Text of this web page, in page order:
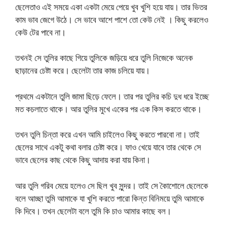
ছেলেতাও এই সময়ে একা একটা মেয়ে পেয়ে খুব খুশি হয়ে যায়। তার ভিতর
কাম ভাব জেগে উঠে। সে ভাবে আশে পাশে তো কেউ নেই । কিছু করলেও
কেউ টের পাবে না।
তখনই সে তুলির কাছে গিয়ে তুলিকে জড়িয়ে ধরে তুলি নিজেকে অনেক
ছাড়ানের চেষ্টা করে। ছেলেটা তার কাজ চলিয়ে যায়।
প্রথমে একটানে তুলি জামা ছিড়ে ফেলে। তার পর তুলির কচি দুধ ধরে ইচ্ছে
মত কচলাতে থাকে। আর তুলির মুখে একের পর এক কিস করতে থাকে।
তখন তুলি চিন্তা করে এখন আমি চাইলেও কিছু করতে পারবো না। তাই
ছেলের সাথে একটু কথা বলার চেষ্টা করে। ফাও খেয়ে যাবে তার থেকে সে
ভাবে ছেলের কাছ থেকে কিছু আদায় করা যায় কিনা।
আর তুলি গরিব মেয়ে হলেও সে ছিল খুব সুন্দর। তাই সে কৈাশোলে ছেলেকে
বলে আচ্ছা তুমি আমাকে যা খুশি করতে পারো কিন্ত বিনিময়ে তুমি আমাকে
কি দিবে। তখন ছেলেটা বলে তুমি কি চাও আমার কাছে বল।